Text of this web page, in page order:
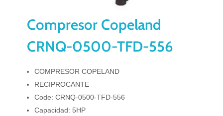
Compresor Copeland
CRNQ-0500-TFD-556
COMPRESOR COPELAND
RECIPROCANTE
Code: CRNQ-0500-TFD-556
Capacidad: 5HP